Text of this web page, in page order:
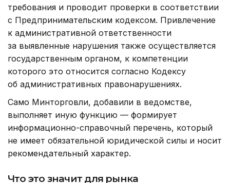
требования и проводит проверки в соответствии
с Предпринимательским кодексом. Привлечение
к административной ответственности
за выявленные нарушения также осуществляется
государственным органом, к компетенции
которого это относится согласно Кодексу
об административных правонарушениях.
Само Минторговли, добавили в ведомстве,
выполняет иную функцию — формирует
информационно-справочный перечень, который
не имеет обязательной юридической силы и носит
рекомендательный характер.
Что это значит для рынка